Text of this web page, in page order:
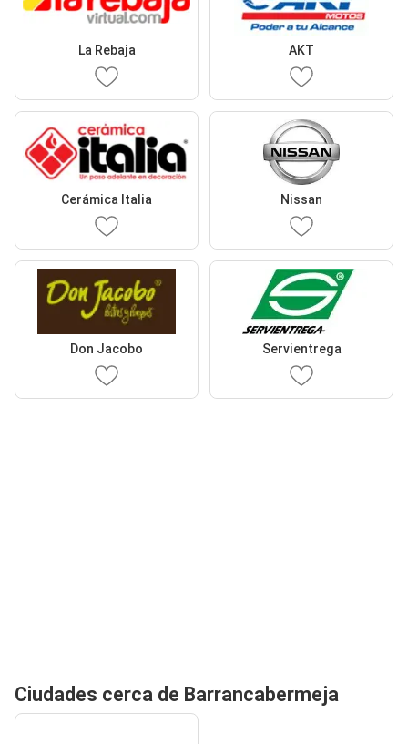
La Rebaja AKT
Cerámica Italia Nissan
Don Jacobo Servientrega
Ciudades cerca de Barrancabermeja